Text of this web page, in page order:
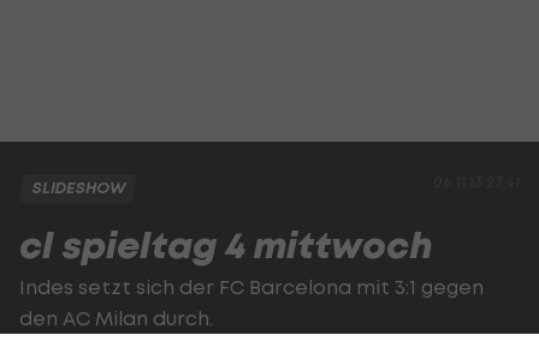
SLIDESHOW
cl spieltag 4 mittwoch
Indes setzt sich der FC Barcelona mit 3:1 gegen
den AC Milan durch.